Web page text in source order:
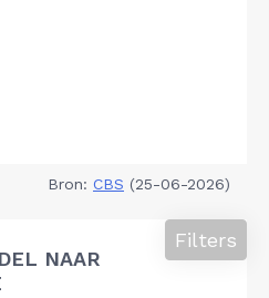
Bron: CBS (25-06-2026)
NAAR
Filters